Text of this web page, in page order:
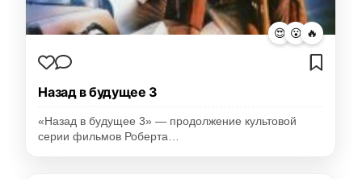
😍 😮 🔥
Назад в будущее 3
«Назад в будущее 3» — продолжение культовой
серии фильмов Роберта…